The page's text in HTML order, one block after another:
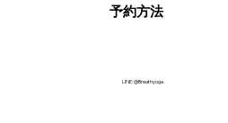
予約方法
LINE: @Breathyoga